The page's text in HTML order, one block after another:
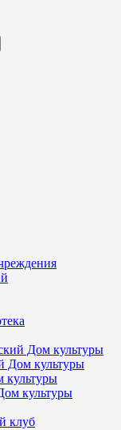
Дом культуры
Дом культуры
культуры
культуры
клуб